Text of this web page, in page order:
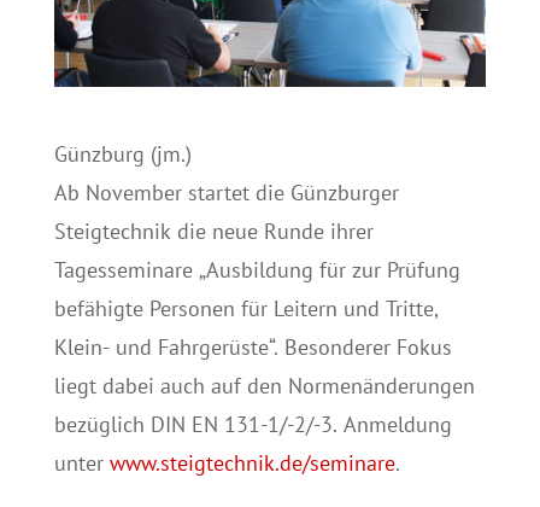
Günzburg (jm.)
Ab November startet die Günzburger
Steigtechnik die neue Runde ihrer
Tagesseminare „Ausbildung für zur Prüfung
befähigte Personen für Leitern und Tritte,
Klein- und Fahrgerüste“. Besonderer Fokus
liegt dabei auch auf den Normenänderungen
bezüglich DIN EN 131-1/-2/-3. Anmeldung
unter www.steigtechnik.de/seminare.